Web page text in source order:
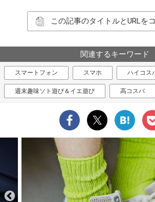
この記事のタイトルとURLを
関連するキーワード
スマートフォン スマホ ハイコス
週末趣味ソト遊び＆イエ遊び 高コスパ